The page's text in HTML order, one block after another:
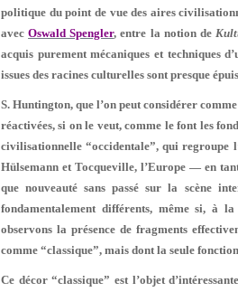
politique du point de vue des aires
avecOswald Spengler, entre la notion de
acquis purement mécaniques et techniques
issues des racines cul­turelles sont presque
S. Huntington, que l’on peut considérer
réactivées, si on le veut, comme le font les
civilisationnelle “occidentale”, qui regroupe
Hülsemann et Tocqueville, l’Europe — en
que nouveauté sans passé sur la scène
fondamentalement différents, même si, à
observons la présence de fragments
comme “classique”, mais dont la seule
Ce décor “classique” est l’objet